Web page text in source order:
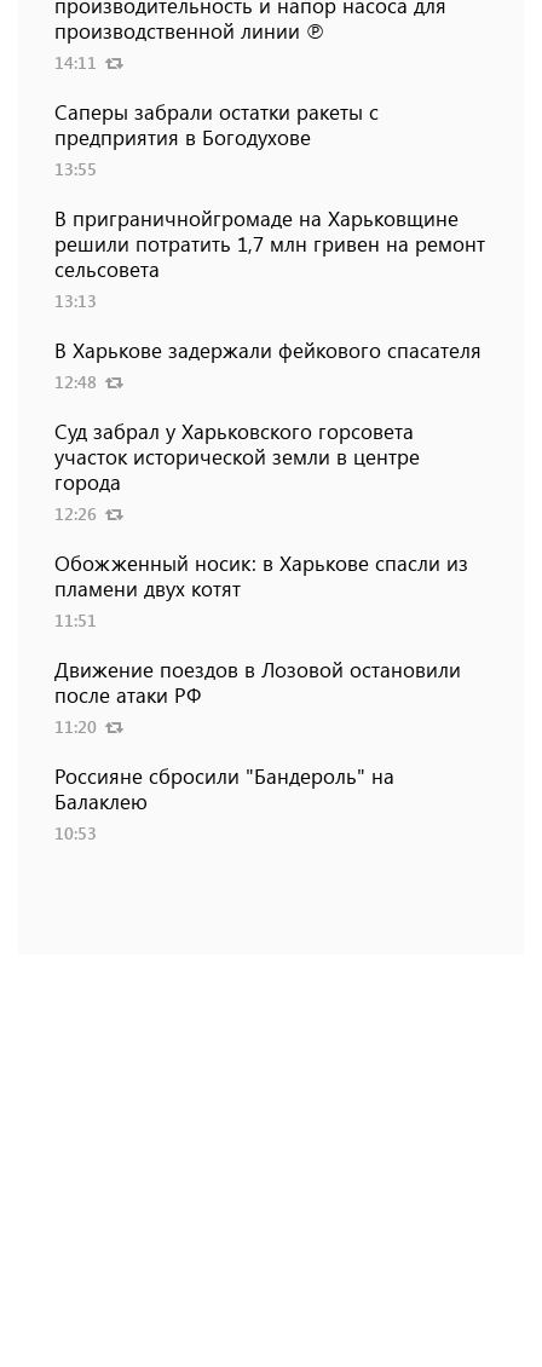
производственной линии ℗
14:11
Саперы забрали остатки ракеты с
предприятия в Богодухове
13:55
В приграничнойгромаде на Харьковщине
решили потратить 1,7 млн ​​гривен на ремонт
сельсовета
13:13
В Харькове задержали фейкового спасателя
12:48
Суд забрал у Харьковского горсовета
участок исторической земли в центре
города
12:26
Обожженный носик: в Харькове спасли из
пламени двух котят
11:51
Движение поездов в Лозовой остановили
после атаки РФ
11:20
Россияне сбросили "Бандероль" на
Балаклею
10:53